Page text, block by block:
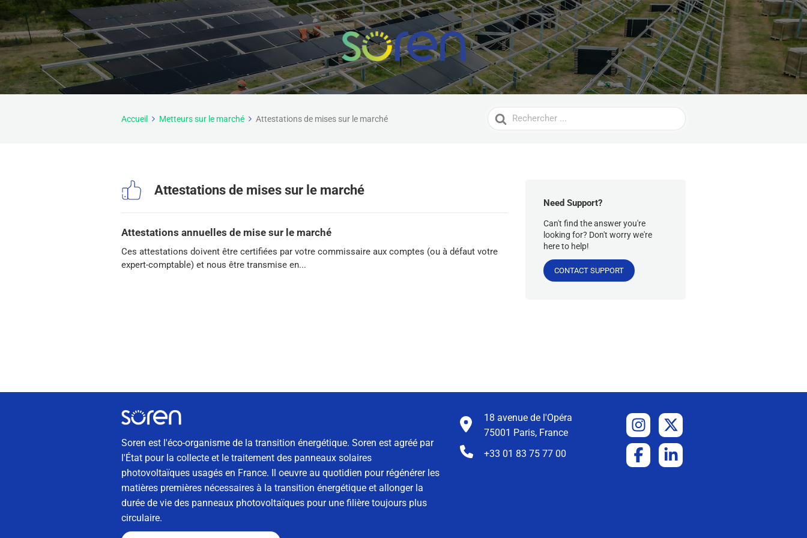
Accueil Metteurs sur le marché Attestations de mises sur le marché
Search
For
Attestations de mises sur le marché
Attestations annuelles de mise sur le marché
Ces attestations doivent être certifiées par votre commissaire aux comptes (ou à défaut votre
expert-comptable) et nous être transmise en...
Need Support?
Can't find the answer you're
looking for? Don't worry we're
here to help!
CONTACT SUPPORT
Soren est l'éco-organisme de la transition énergétique. Soren est agréé par
l'État pour la collecte et le traitement des panneaux solaires
photovoltaïques usagés en France. Il oeuvre au quotidien pour régénérer les
matières premières nécessaires à la transition énergétique et allonger la
durée de vie des panneaux photovoltaïques pour une filière toujours plus
circulaire.
18 avenue de l'Opéra
75001 Paris, France
+33 01 83 75 77 00